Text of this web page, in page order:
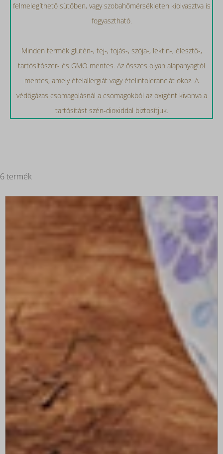
felmelegíthető sütőben, vagy szobahőmérsékleten kiolvasztva is
fogyasztható.
Minden termék glutén-, tej-, tojás-, szója-, lektin-, élesztő-,
tartósítószer- és GMO mentes. Az összes olyan alapanyagtól
mentes, amely ételallergiát vagy ételintoleranciát okoz. A
védőgázas csomagolásnál a csomagokból az oxigént kivonva a
tartósítást szén-dioxiddal biztosítjuk.
6 termék